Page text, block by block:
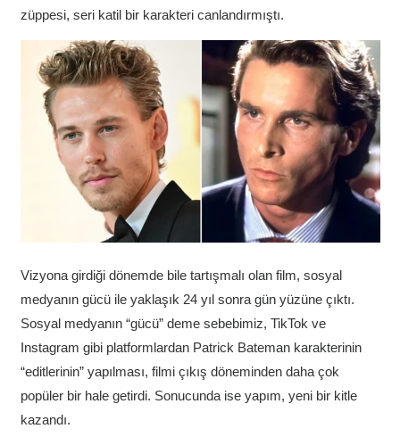
züppesi, seri katil bir karakteri canlandırmıştı.
Vizyona girdiği dönemde bile tartışmalı olan film, sosyal
medyanın gücü ile yaklaşık 24 yıl sonra gün yüzüne çıktı.
Sosyal medyanın “gücü” deme sebebimiz, TikTok ve
Instagram gibi platformlardan Patrick Bateman karakterinin
“editlerinin” yapılması, filmi çıkış döneminden daha çok
popüler bir hale getirdi. Sonucunda ise yapım, yeni bir kitle
kazandı.